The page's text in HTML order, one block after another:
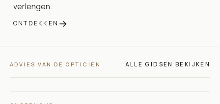
verlengen.
ONTDEKKEN →
ADVIES VAN DE OPTICIEN ALLE GIDSEN BEKIJKEN